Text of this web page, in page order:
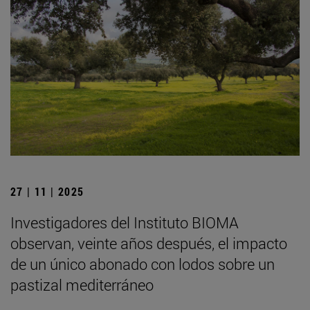
27 | 11 | 2025
Investigadores del Instituto BIOMA
observan, veinte años después, el impacto
de un único abonado con lodos sobre un
pastizal mediterráneo